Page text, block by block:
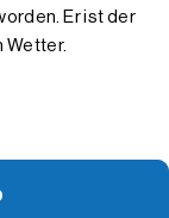
Er ist der
Wetter.